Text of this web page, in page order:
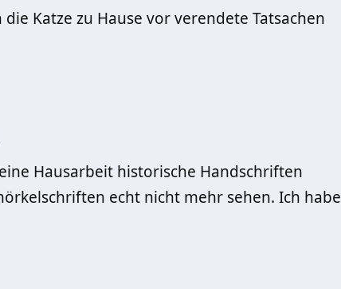
Katze zu Hause vor verendete Tatsachen
Hausarbeit historische Handschriften
echt nicht mehr sehen. Ich habe